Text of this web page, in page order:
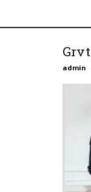
admin -